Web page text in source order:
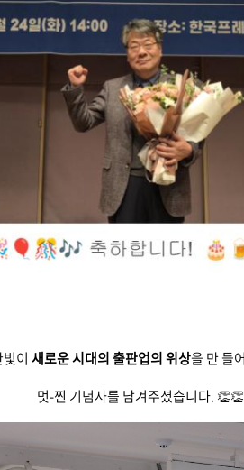
이 새로운 시대의 출판업의 위상을 만 들
멋-찐 기념사를 남겨주셨습니다.